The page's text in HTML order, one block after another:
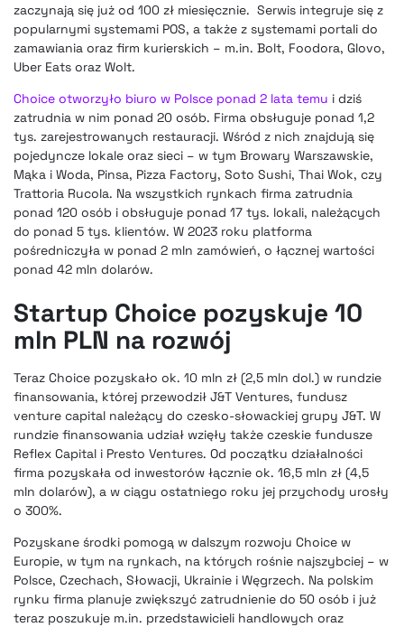
zaczynają się już od 100 zł miesięcznie. Serwis integruje się z
popularnymi systemami POS, a także z systemami portali do
zamawiania oraz firm kurierskich – m.in. Bolt, Foodora, Glovo,
Uber Eats oraz Wolt.
Choice otworzyło biuro w Polsce ponad 2 lata temu i dziś
zatrudnia w nim ponad 20 osób. Firma obsługuje ponad 1,2
tys. zarejestrowanych restauracji. Wśród z nich znajdują się
pojedyncze lokale oraz sieci – w tym Browary Warszawskie,
Mąka i Woda, Pinsa, Pizza Factory, Soto Sushi, Thai Wok, czy
Trattoria Rucola. Na wszystkich rynkach firma zatrudnia
ponad 120 osób i obsługuje ponad 17 tys. lokali, należących
do ponad 5 tys. klientów. W 2023 roku platforma
pośredniczyła w ponad 2 mln zamówień, o łącznej wartości
ponad 42 mln dolarów.
Startup Choice pozyskuje 10
mln PLN na rozwój
Teraz Choice pozyskało ok. 10 mln zł (2,5 mln dol.) w rundzie
finansowania, której przewodził J&T Ventures, fundusz
venture capital należący do czesko-słowackiej grupy J&T. W
rundzie finansowania udział wzięły także czeskie fundusze
Reflex Capital i Presto Ventures. Od początku działalności
firma pozyskała od inwestorów łącznie ok. 16,5 mln zł (4,5
mln dolarów), a w ciągu ostatniego roku jej przychody urosły
o 300%.
Pozyskane środki pomogą w dalszym rozwoju Choice w
Europie, w tym na rynkach, na których rośnie najszybciej – w
Polsce, Czechach, Słowacji, Ukrainie i Węgrzech. Na polskim
rynku firma planuje zwiększyć zatrudnienie do 50 osób i już
teraz poszukuje m.in. przedstawicieli handlowych oraz